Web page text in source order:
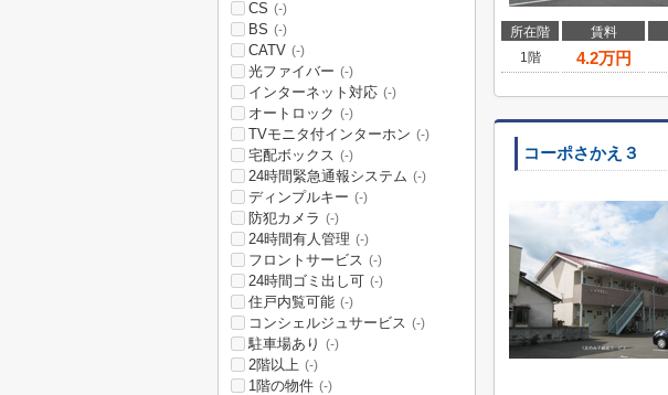
所在階 賃料
1階
4.2万円
コーポさかえ３
CS (-)
BS (-)
CATV (-)
光ファイバー (-)
インターネット対応 (-)
オートロック (-)
TVモニタ付インターホン (-)
宅配ボックス (-)
24時間緊急通報システム (-)
ディンプルキー (-)
防犯カメラ (-)
24時間有人管理 (-)
フロントサービス (-)
24時間ゴミ出し可 (-)
住戸内覧可能 (-)
コンシェルジュサービス (-)
駐車場あり (-)
2階以上 (-)
1階の物件 (-)